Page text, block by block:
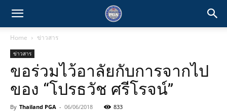
Home ข่าวสาร
ข่าวสาร
ขอร่วมไว้อาลัยกับการจากไป
ของ “โปรธวัช ศรีโรจน์”
By Thailand PGA - 06/06/2018 833